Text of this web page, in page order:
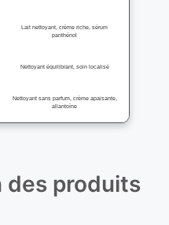
Lait nettoyant, crème riche, sérum
panthénol
Nettoyant équilibrant, soin localisé
Nettoyant sans parfum, crème apaisante,
allantoïne
des produits